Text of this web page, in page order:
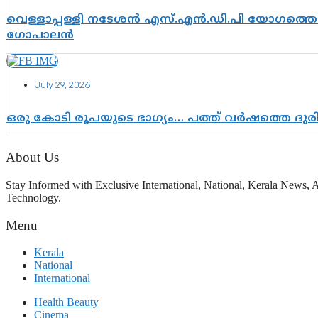
വെള്ളാപ്പള്ളി നടേശൻ എസ്.എൻ.ഡി.പി
ഗോപാലൻ
July 29, 2026
ഒരു കോടി രൂപയുടെ ഭാഗ്യം… പത്ത് വർഷത്തെ
About Us
Stay Informed with Exclusive International, National, Kerala News,
Technology.
Menu
Kerala
National
International
Health Beauty
Cinema